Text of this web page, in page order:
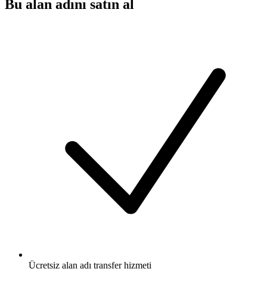
Bu alan adını satın al
Ücretsiz alan adı transfer hizmeti